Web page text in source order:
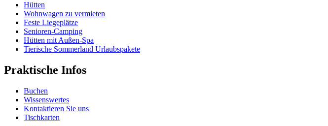
Hütten
Wohnwagen zu vermieten
Feste Liegeplätze
Senioren-Camping
Hütten mit Außen-Spa
Tierische Sommerland Urlaubspakete
Praktische Infos
Buchen
Wissenswertes
Kontaktieren Sie uns
Tischkarten